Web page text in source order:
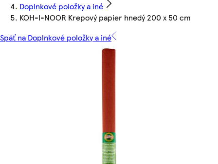
Doplnkové položky a iné
KOH-I-NOOR Krepový papier hnedý 200 x 50 cm
Späť na Doplnkové položky a iné